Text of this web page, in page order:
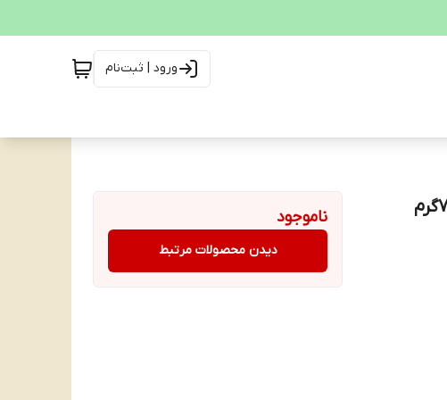
ورود | ثبت‌نام
ناموجود
دیدن محصولات مرتبط